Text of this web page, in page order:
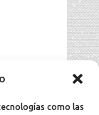
como las